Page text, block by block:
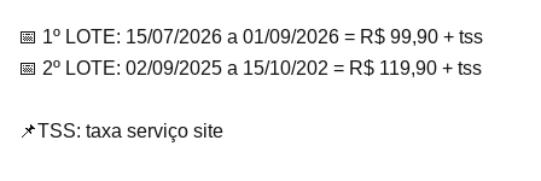
📅 1º LOTE: 15/07/2026 a 01/09/2026 = R$ 99,90 + tss
📅 2º LOTE: 02/09/2025 a 15/10/202 = R$ 119,90 + tss
📌TSS: taxa serviço site